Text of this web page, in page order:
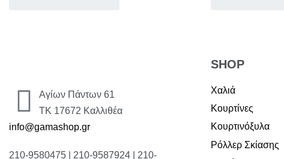
Αγίων Πάντων 61
ΤΚ 17672 Καλλιθέα
info@gamashop.gr
210-9580475 | 210-9587924 | 210-
SHOP
Χαλιά
Κουρτίνες
Κουρτινόξυλα
Ρόλλερ Σκίασης